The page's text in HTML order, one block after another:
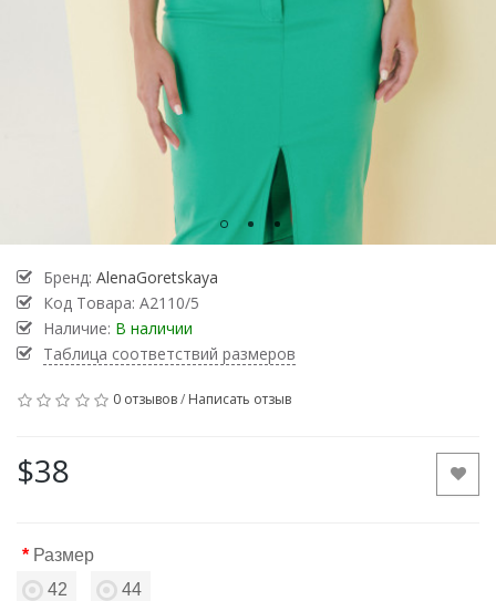
Бренд: AlenaGoretskaya
Код Товара: А2110/5
Наличие: В наличии
Таблица соответствий размеров
0 отзывов/ Написать отзыв
$38
Размер
42
44